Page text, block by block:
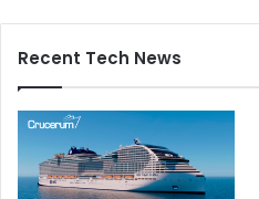
Recent Tech News